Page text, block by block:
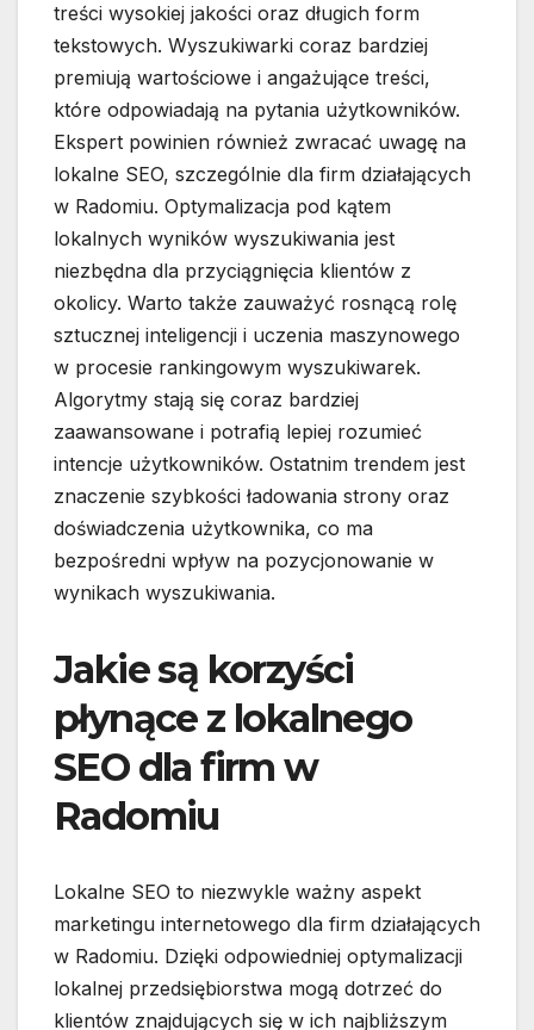
treści wysokiej jakości oraz długich form
tekstowych. Wyszukiwarki coraz bardziej
premiują wartościowe i angażujące treści,
które odpowiadają na pytania użytkowników.
Ekspert powinien również zwracać uwagę na
lokalne SEO, szczególnie dla firm działających
w Radomiu. Optymalizacja pod kątem
lokalnych wyników wyszukiwania jest
niezbędna dla przyciągnięcia klientów z
okolicy. Warto także zauważyć rosnącą rolę
sztucznej inteligencji i uczenia maszynowego
w procesie rankingowym wyszukiwarek.
Algorytmy stają się coraz bardziej
zaawansowane i potrafią lepiej rozumieć
intencje użytkowników. Ostatnim trendem jest
znaczenie szybkości ładowania strony oraz
doświadczenia użytkownika, co ma
bezpośredni wpływ na pozycjonowanie w
wynikach wyszukiwania.
Jakie są korzyści
płynące z lokalnego
SEO dla firm w
Radomiu
Lokalne SEO to niezwykle ważny aspekt
marketingu internetowego dla firm działających
w Radomiu. Dzięki odpowiedniej optymalizacji
lokalnej przedsiębiorstwa mogą dotrzeć do
klientów znajdujących się w ich najbliższym